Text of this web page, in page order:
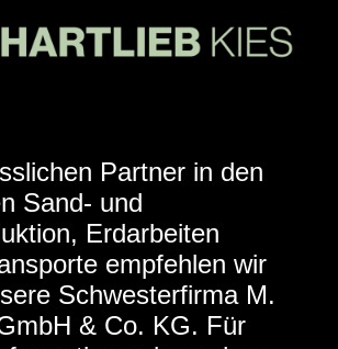
Partner in den
Sand- und
Erdarbeiten
empfehlen wir
Schwesterfirma M.
& Co. KG. Für